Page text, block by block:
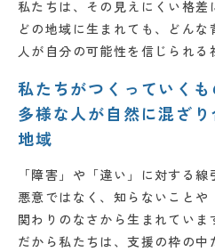
私たちは、その見えにくい格差
どの地域に生まれても、
どんな
人が自分の可能性を信じられる
私たちがつくっていくも
多様な人が自然に混ざ
地域
「障害」や「違い」に対する線
悪意ではなく、 知らないことや
関わりのなさから生まれていま
だから私たちは、支援の枠の中